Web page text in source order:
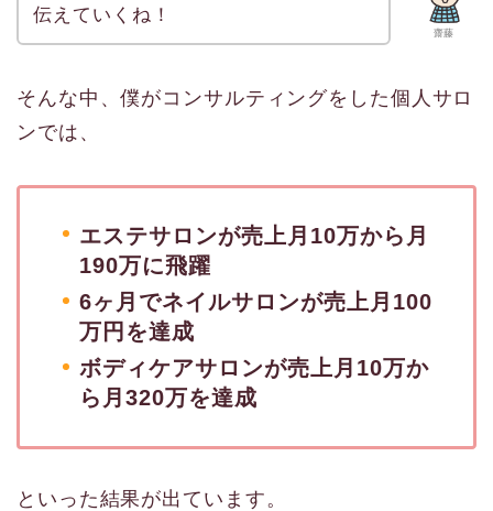
齋藤
伝えていくね！
そんな中、僕がコンサルティングをした個人サロ
ンでは、
エステサロンが売上月10万から月
190万に飛躍
6ヶ月でネイルサロンが売上月100
万円を達成
ボディケアサロンが売上月10万か
ら月320万を達成
といった結果が出ています。